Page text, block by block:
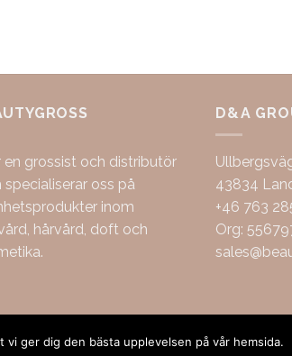
en grossist och distributör
specialiserar oss på
inom
hårvård, doft och
D&A
43834
+46 763
Org:
ger dig den bästa upplevelsen på vår hemsida.